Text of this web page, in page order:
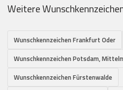
Weitere
Wunschkennzeichen Frankfurt Oder
Wunschkennzeichen Potsdam,
Wunschkennzeichen Fürstenwalde